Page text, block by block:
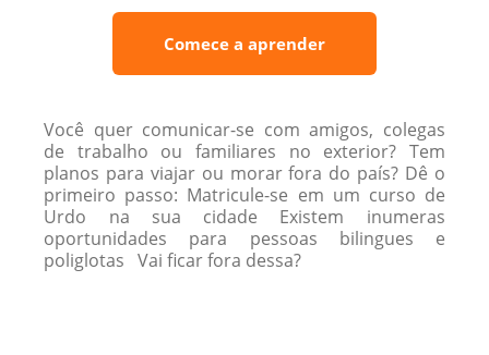
Comece a aprender
Você quer comunicar-se com amigos, colegas
de trabalho ou familiares no exterior? Tem
planos para viajar ou morar fora do país? Dê o
primeiro passo: Matricule-se em um curso de
Urdo na sua cidade Existem inumeras
oportunidades para pessoas bilingues e
poliglotas Vai ficar fora dessa?